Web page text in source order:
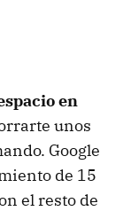
en
unos
Google
de 15
el resto de